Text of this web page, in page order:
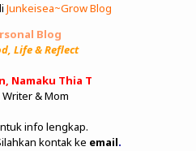
Junkeisea~Grow Blog
Blog
Life & Reflect
Namaku Thia T
& Mom
info lengkap.
kontak ke email.